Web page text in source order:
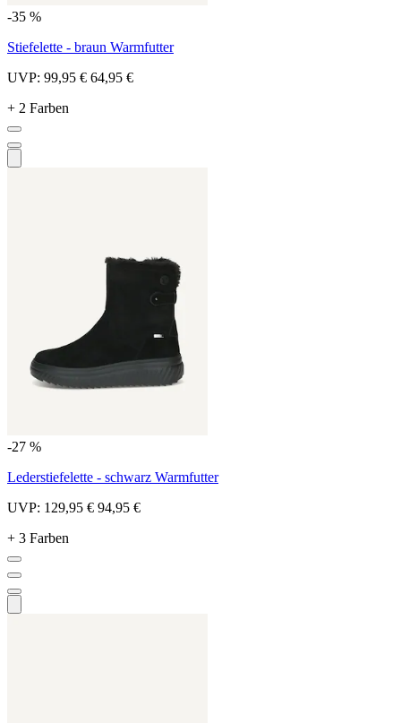
-35 %
Stiefelette - braun Warmfutter
UVP: 99,95 € 64,95 €
+ 2 Farben
-27 %
Lederstiefelette - schwarz Warmfutter
UVP: 129,95 € 94,95 €
+ 3 Farben